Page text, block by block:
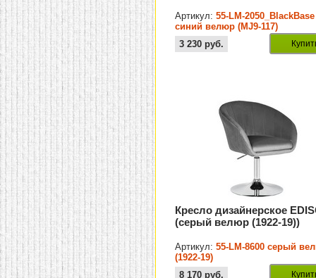
Артикул:55-LM-2050_BlackBase
синий велюр (MJ9-117)
3 230 руб.
Кресло дизайнерское
(серый велюр (1922-19))
Артикул:55-LM-8600 серый
(1922-19)
8 170 руб.